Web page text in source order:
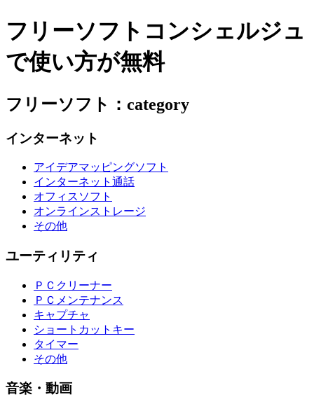
フリーソフトコンシェルジュ
で使い方が無料
フリーソフト：category
インターネット
アイデアマッピングソフト
インターネット通話
オフィスソフト
オンラインストレージ
その他
ユーティリティ
ＰＣクリーナー
ＰＣメンテナンス
キャプチャ
ショートカットキー
タイマー
その他
音楽・動画